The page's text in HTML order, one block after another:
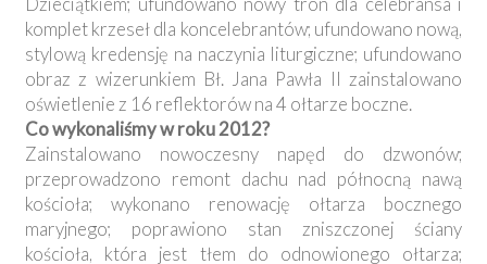
komplet krzeseł dla koncelebrantów; ufundowano nową,
stylową kredensję na naczynia liturgiczne; ufundowano
obraz z wizerunkiem Bł. Jana Pawła II zainstalowano
oświetlenie z 16 reflektorów na 4 ołtarze boczne.
Co wykonaliśmy w roku 2012?
Zainstalowano nowoczesny napęd do dzwonów;
przeprowadzono remont dachu nad północną nawą
kościoła; wykonano renowację ołtarza bocznego
maryjnego; poprawiono stan zniszczonej ściany
kościoła, która jest tłem do odnowionego ołtarza;